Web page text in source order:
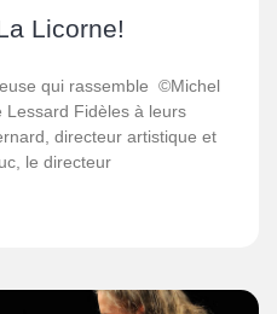
Licorne!
qui rassemble ©Michel
Lessard Fidèles à leurs
directeur artistique et
le directeur